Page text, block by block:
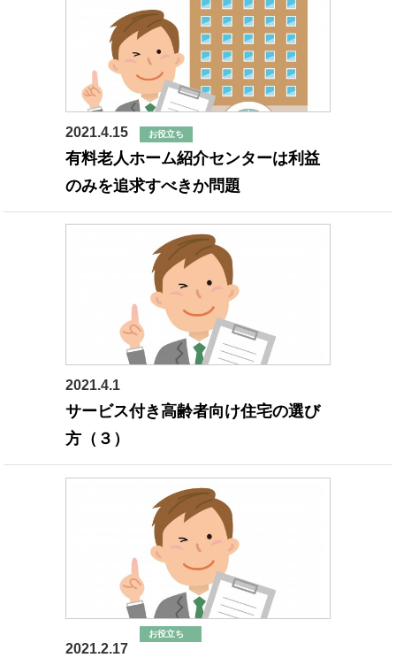
2021.4.15 お役立ち
有料老人ホーム紹介センターは利益
のみを追求すべきか問題
2021.4.1
サービス付き高齢者向け住宅の選び
方（３）
2021.2.17
お役立ち